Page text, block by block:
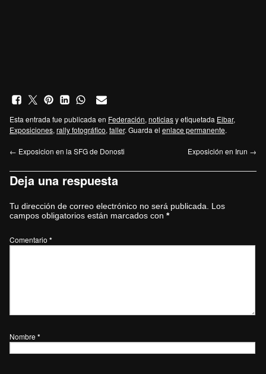
Esta entrada fue publicada en Federación, noticiasy etiquetada Eibar,
Exposiciones, rally fotográfico, taller. Guarda el enlace permanente.
← Exposicion en la SFG de Donosti Exposición en Irun →
Deja una respuesta
Tu dirección de correo electrónico no será publicada.
Los
campos obligatorios están marcados con *
Comentario *
Nombre *